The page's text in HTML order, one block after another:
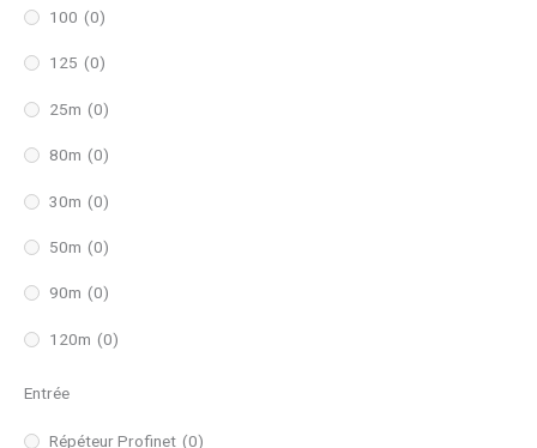
100 (0)
125 (0)
25m (0)
80m (0)
30m (0)
50m (0)
90m (0)
120m (0)
Entrée
Répéteur Profinet (0)